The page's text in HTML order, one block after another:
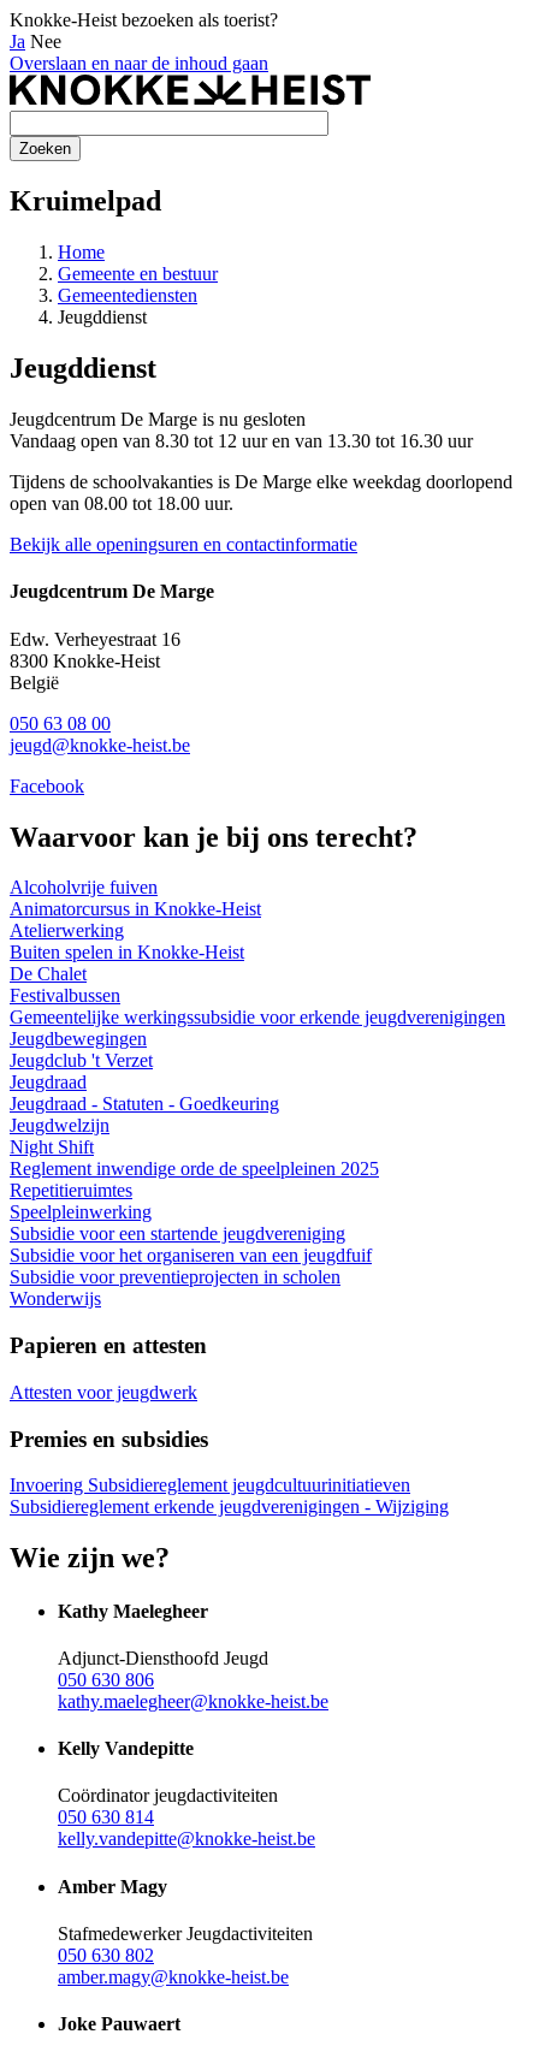
Knokke-Heist bezoeken als toerist?
Ja Nee
Overslaan en naar de inhoud gaan
Kruimelpad
Home
Gemeente en bestuur
Gemeentediensten
Jeugddienst
Jeugddienst
Jeugdcentrum De Marge is nu gesloten
Vandaag open van 8.30 tot 12 uur en van 13.30 tot 16.30 uur
Tijdens de schoolvakanties is De Marge elke weekdag doorlopend
open van 08.00 tot 18.00 uur.
Bekijk alle openingsuren en contactinformatie
Jeugdcentrum De Marge
Edw. Verheyestraat 16
8300 Knokke-Heist
België
050 63 08 00
jeugd@knokke-heist.be
Facebook
Waarvoor kan je bij ons terecht?
Alcoholvrije fuiven
Animatorcursus in Knokke-Heist
Atelierwerking
Buiten spelen in Knokke-Heist
De Chalet
Festivalbussen
Gemeentelijke werkingssubsidie voor erkende jeugdverenigingen
Jeugdbewegingen
Jeugdclub 't Verzet
Jeugdraad
Jeugdraad - Statuten - Goedkeuring
Jeugdwelzijn
Night Shift
Reglement inwendige orde de speelpleinen 2025
Repetitieruimtes
Speelpleinwerking
Subsidie voor een startende jeugdvereniging
Subsidie voor het organiseren van een jeugdfuif
Subsidie voor preventieprojecten in scholen
Wonderwijs
Papieren en attesten
Attesten voor jeugdwerk
Premies en subsidies
Invoering Subsidiereglement jeugdcultuurinitiatieven
Subsidiereglement erkende jeugdverenigingen - Wijziging
Wie zijn we?
Kathy Maelegheer
Adjunct-Diensthoofd Jeugd
050 630 806
kathy.maelegheer@knokke-heist.be
Kelly Vandepitte
Coördinator jeugdactiviteiten
050 630 814
kelly.vandepitte@knokke-heist.be
Amber Magy
Stafmedewerker Jeugdactiviteiten
050 630 802
amber.magy@knokke-heist.be
Joke Pauwaert